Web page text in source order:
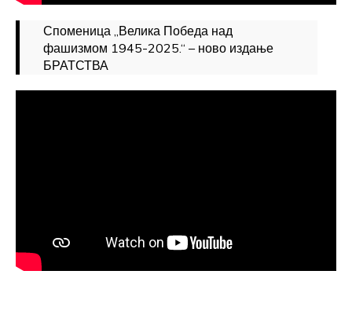
Споменица „Велика Победа над
фашизмом 1945-2025.“ – ново издање
БРАТСТВА